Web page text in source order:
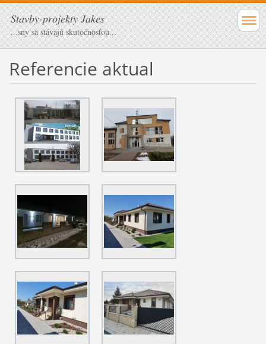
Stavby-projekty Jakes
...sny sa stávajú skutočnosťou...
Referencie aktual